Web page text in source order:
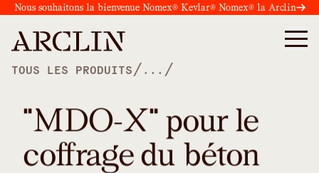
Nous souhaitons la bienvenue Nomex® Kevlar® Nomex® la Arclin
TOUS LES PRODUITS / ... /
"MDO-X" pour le
coffrage du béton